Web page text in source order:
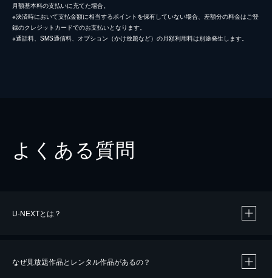
月額基本料の支払いに充てた場合。
※決済時において支払金額に相当するポイントを保有していない場合、差額分の料金はご登
録のクレジットカードでのお支払いとなります。
※通話料、SMS通信料、オプション（かけ放題など）の月額利用料は別途発生します。
よくある質問
U-NEXTとは？
なぜ見放題作品とレンタル作品があるの？